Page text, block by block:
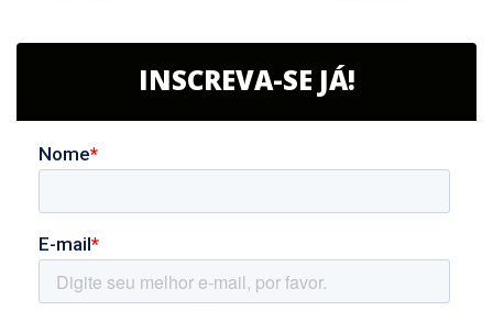
INSCREVA-SE JÁ!